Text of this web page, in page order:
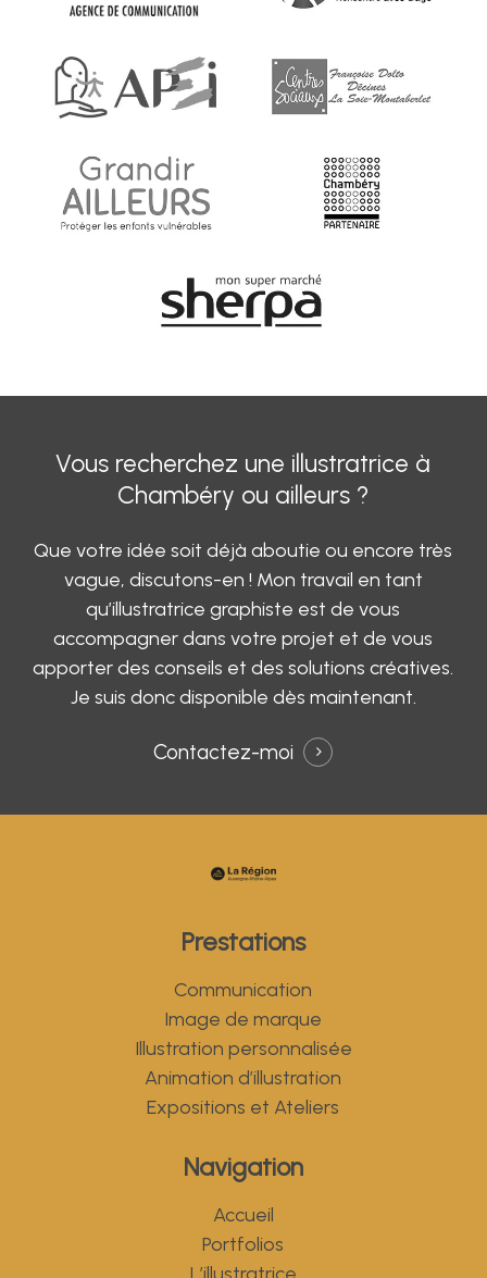
Vous recherchez une illustratrice à
Chambéry ou ailleurs ?
Que votre idée soit déjà aboutie ou encore très
vague, discutons-en ! Mon travail en tant
qu’illustratrice graphiste est de vous
accompagner dans votre projet et de vous
apporter des conseils et des solutions créatives.
Je suis donc disponible dès maintenant.
Contactez-moi
Prestations
Communication
Image de marque
Illustration personnalisée
Animation d’illustration
Expositions et Ateliers
Navigation
Accueil
Portfolios